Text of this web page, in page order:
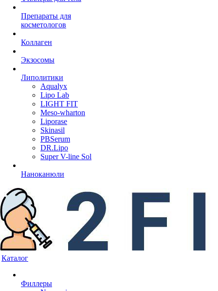
Препараты для
косметологов
Коллаген
Экзосомы
Липолитики
Aqualyx
Lipo Lab
LIGHT FIT
Meso-wharton
Liporase
Skinasil
PBSerum
DR.Lipo
Super V-line Sol
Наноканюли
Каталог
Филлеры